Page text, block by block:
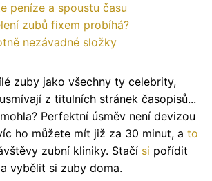
peníze a spoustu času
zubů fixem probíhá?
nezávadné složky
zuby jako všechny ty celebrity,
z titulních stránek časopisů...
Perfektní úsměv není devizou
ho můžete mít již za 30 minut, a to
zubní kliniky. Stačí si pořídit
vybělit si zuby doma.